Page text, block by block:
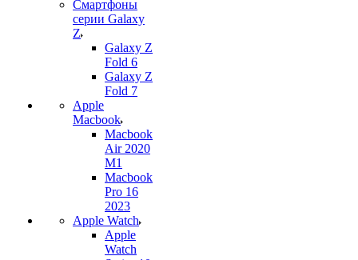
Смартфоны
серии Galaxy
Z
Galaxy Z
Fold 6
Galaxy Z
Fold 7
Apple
Macbook
Macbook
Air 2020
M1
Macbook
Pro 16
2023
Apple Watch
Apple
Watch